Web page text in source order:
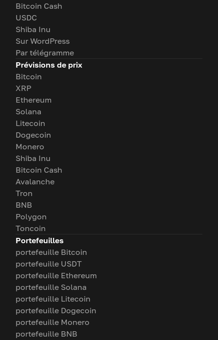
Bitcoin Cash
USDC
Shiba Inu
Sur WordPress
Par télégramme
Prévisions de prix
Bitcoin
XRP
Ethereum
Solana
Litecoin
Dogecoin
Monero
Shiba Inu
Bitcoin Cash
Avalanche
Tron
BNB
Polygon
Toncoin
Portefeuilles
portefeuille Bitcoin
portefeuille USDT
portefeuille Ethereum
portefeuille Solana
portefeuille Litecoin
portefeuille Dogecoin
portefeuille Monero
portefeuille BNB